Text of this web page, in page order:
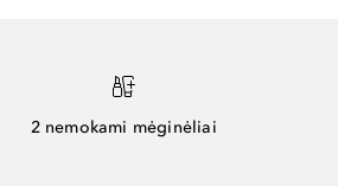
2 nemokami mėginėliai